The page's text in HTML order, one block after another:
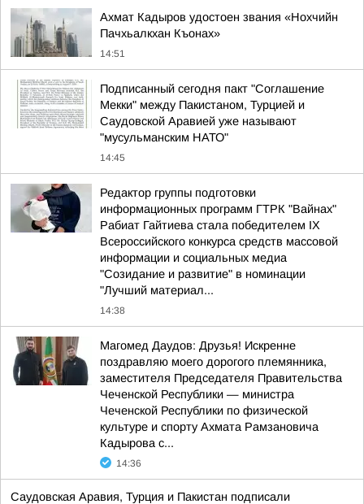
Ахмат Кадыров удостоен звания «Нохчийн
Пачхьалкхан Къонах»
14:51
Подписанный сегодня пакт "Соглашение
Мекки" между Пакистаном, Турцией и
Саудовской Аравией уже называют
"мусульманским НАТО"
14:45
Редактор группы подготовки
информационных программ ГТРК "Вайнах"
Рабиат Гайтиева стала победителем IX
Всероссийского конкурса средств массовой
информации и социальных медиа
"Созидание и развитие" в номинации
"Лучший материал...
14:38
Магомед Даудов: Друзья! Искренне
поздравляю моего дорогого племянника,
заместителя Председателя Правительства
Чеченской Республики — министра
Чеченской Республики по физической
культуре и спорту Ахмата Рамзановича
Кадырова с...
14:36
Саудовская Аравия, Турция и Пакистан подписали